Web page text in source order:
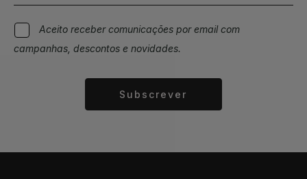
Aceito receber comunicações por email com
campanhas, descontos e novidades.
Subscrever